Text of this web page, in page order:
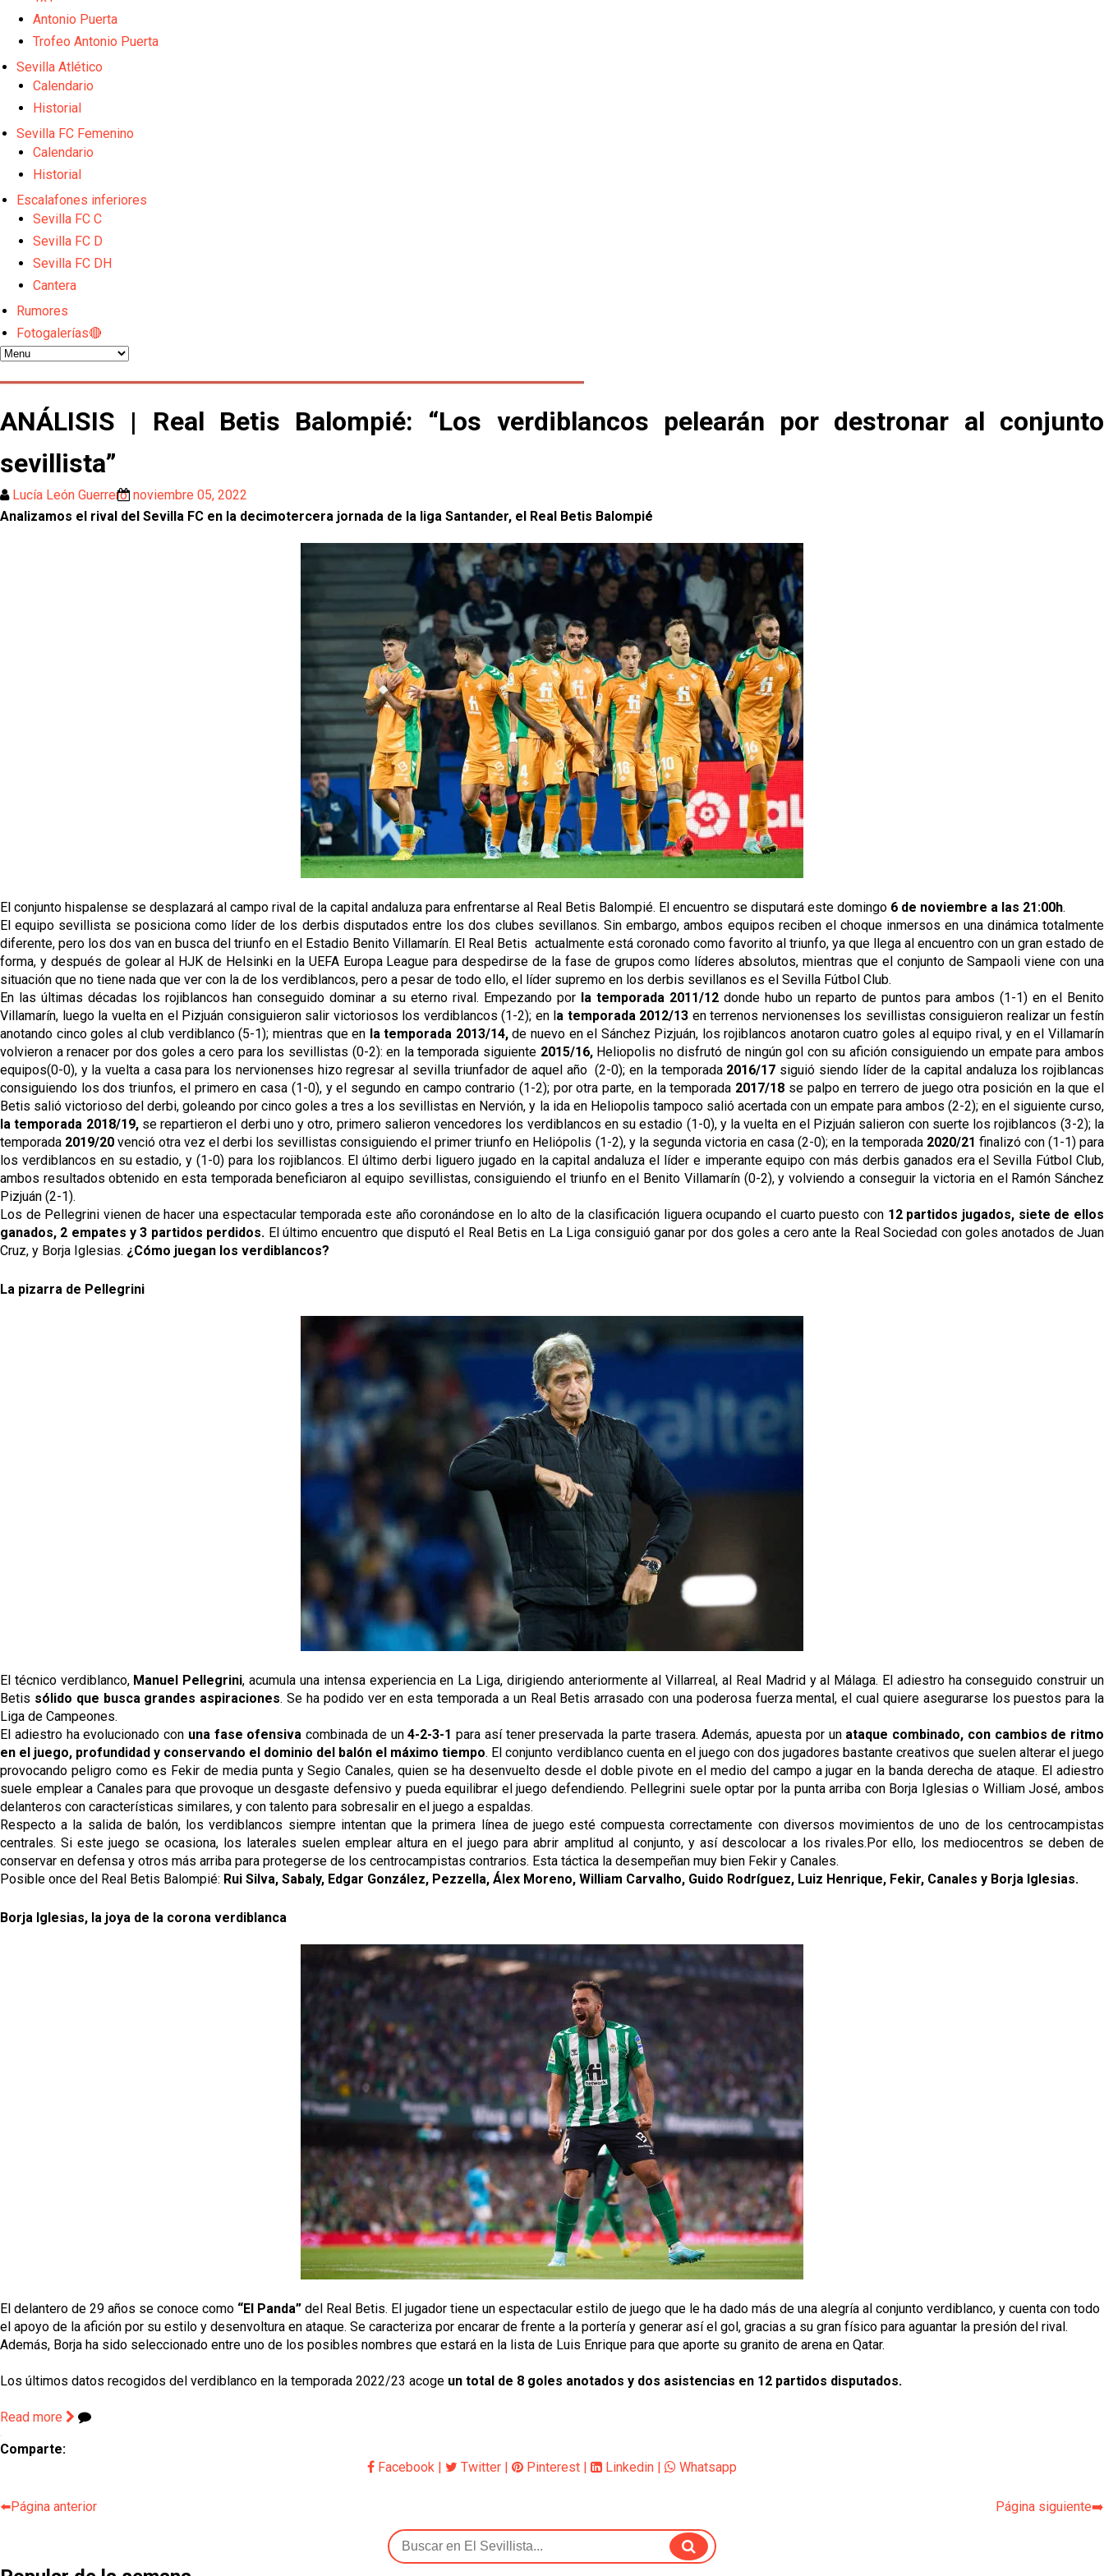
Análisis I Quién es y cómo juega Fran González
Miguel Sierra: La temporada pasada se vio reflejado que podemos tirar para delante y trabajamos con ilusión
OFICIAL | Juanlu se marcha al Bournemouth
Antonio Puerta
Trofeo Antonio Puerta
Sevilla Atlético
Calendario
Historial
Sevilla FC Femenino
Calendario
Historial
Escalafones inferiores
Sevilla FC C
Sevilla FC D
Sevilla FC DH
Cantera
Rumores
Fotogalerías🔴
ANÁLISIS | Real Betis Balompié: “Los verdiblancos pelearán por destronar al conjunto
sevillista”
Lucía León Guerrero noviembre 05, 2022
Analizamos el rival del Sevilla FC en la decimotercera jornada de la liga Santander, el Real Betis Balompié
El conjunto hispalense se desplazará al campo rival de la capital andaluza para enfrentarse al Real Betis Balompié. El encuentro se disputará este domingo 6 de noviembre a las 21:00h.
El equipo sevillista se posiciona como líder de los derbis disputados entre los dos clubes sevillanos. Sin embargo, ambos equipos reciben el choque inmersos en una dinámica totalmente
diferente, pero los dos van en busca del triunfo en el Estadio Benito Villamarín. El Real Betis  actualmente está coronado como favorito al triunfo, ya que llega al encuentro con un gran estado de
forma, y después de golear al HJK de Helsinki en la UEFA Europa League para despedirse de la fase de grupos como líderes absolutos, mientras que el conjunto de Sampaoli viene con una
situación que no tiene nada que ver con la de los verdiblancos, pero a pesar de todo ello, el líder supremo en los derbis sevillanos es el Sevilla Fútbol Club.
En las últimas décadas los rojiblancos han conseguido dominar a su eterno rival. Empezando por la temporada 2011/12 donde hubo un reparto de puntos para ambos (1-1) en el Benito
Villamarín, luego la vuelta en el Pizjuán consiguieron salir victoriosos los verdiblancos (1-2); en la temporada 2012/13 en terrenos nervionenses los sevillistas consiguieron realizar un festín
anotando cinco goles al club verdiblanco (5-1); mientras que en la temporada 2013/14, de nuevo en el Sánchez Pizjuán, los rojiblancos anotaron cuatro goles al equipo rival, y en el Villamarín
volvieron a renacer por dos goles a cero para los sevillistas (0-2): en la temporada siguiente 2015/16, Heliopolis no disfrutó de ningún gol con su afición consiguiendo un empate para ambos
equipos(0-0), y la vuelta a casa para los nervionenses hizo regresar al sevilla triunfador de aquel año  (2-0); en la temporada 2016/17 siguió siendo líder de la capital andaluza los rojiblancas
consiguiendo los dos triunfos, el primero en casa (1-0), y el segundo en campo contrario (1-2); por otra parte, en la temporada 2017/18 se palpo en terrero de juego otra posición en la que el
la temporada 2018/19, se repartieron el derbi uno y otro, primero salieron vencedores los verdiblancos en su estadio (1-0), y la vuelta en el Pizjuán salieron con suerte los rojiblancos (3-2); la
temporada 2019/20 venció otra vez el derbi los sevillistas consiguiendo el primer triunfo en Heliópolis (1-2), y la segunda victoria en casa (2-0); en la temporada 2020/21 finalizó con (1-1) para
los verdiblancos en su estadio, y (1-0) para los rojiblancos. El último derbi liguero jugado en la capital andaluza el líder e imperante equipo con más derbis ganados era el Sevilla Fútbol Club,
ambos resultados obtenido en esta temporada beneficiaron al equipo sevillistas, consiguiendo el triunfo en el Benito Villamarín (0-2), y volviendo a conseguir la victoria en el Ramón Sánchez
Pizjuán (2-1).
Los de Pellegrini vienen de hacer una espectacular temporada este año coronándose en lo alto de la clasificación liguera ocupando el cuarto puesto con 12 partidos jugados, siete de ellos
ganados, 2 empates y 3 partidos perdidos. El último encuentro que disputó el Real Betis en La Liga consiguió ganar por dos goles a cero ante la Real Sociedad con goles anotados de Juan
Cruz, y Borja Iglesias. ¿Cómo juegan los verdiblancos?
La pizarra de Pellegrini
El técnico verdiblanco, Manuel Pellegrini, acumula una intensa experiencia en La Liga, dirigiendo anteriormente al Villarreal, al Real Madrid y al Málaga. El adiestro ha conseguido construir un
Betis sólido que busca grandes aspiraciones. Se ha podido ver en esta temporada a un Real Betis arrasado con una poderosa fuerza mental, el cual quiere asegurarse los puestos para la
Liga de Campeones.
El adiestro ha evolucionado con una fase ofensiva combinada de un 4-2-3-1 para así tener preservada la parte trasera. Además, apuesta por un ataque combinado, con cambios de ritmo
en el juego, profundidad y conservando el dominio del balón el máximo tiempo. El conjunto verdiblanco cuenta en el juego con dos jugadores bastante creativos que suelen alterar el juego
provocando peligro como es Fekir de media punta y Segio Canales, quien se ha desenvuelto desde el doble pivote en el medio del campo a jugar en la banda derecha de ataque. El adiestro
suele emplear a Canales para que provoque un desgaste defensivo y pueda equilibrar el juego defendiendo. Pellegrini suele optar por la punta arriba con Borja Iglesias o William José, ambos
delanteros con características similares, y con talento para sobresalir en el juego a espaldas.
Respecto a la salida de balón, los verdiblancos siempre intentan que la primera línea de juego esté compuesta correctamente con diversos movimientos de uno de los centrocampistas
centrales. Si este juego se ocasiona, los laterales suelen emplear altura en el juego para abrir amplitud al conjunto, y así descolocar a los rivales.Por ello, los mediocentros se deben de
conservar en defensa y otros más arriba para protegerse de los centrocampistas contrarios. Esta táctica la desempeñan muy bien Fekir y Canales.
Posible once del Real Betis Balompié: Rui Silva, Sabaly, Edgar González, Pezzella, Álex Moreno, William Carvalho, Guido Rodríguez, Luiz Henrique, Fekir, Canales y Borja Iglesias.
Borja Iglesias, la joya de la corona verdiblanca
El delantero de 29 años se conoce como “El Panda” del Real Betis. El jugador tiene un espectacular estilo de juego que le ha dado más de una alegría al conjunto verdiblanco, y cuenta con todo
el apoyo de la afición por su estilo y desenvoltura en ataque. Se caracteriza por encarar de frente a la portería y generar así el gol, gracias a su gran físico para aguantar la presión del rival.
Además, Borja ha sido seleccionado entre uno de los posibles nombres que estará en la lista de Luis Enrique para que aporte su granito de arena en Qatar.
Los últimos datos recogidos del verdiblanco en la temporada 2022/23 acoge un total de 8 goles anotados y dos asistencias en 12 partidos disputados.
Read more
Comparte:
Facebook | Twitter | Pinterest | Linkedin | Whatsapp
⬅️Página anterior Página siguiente➡️